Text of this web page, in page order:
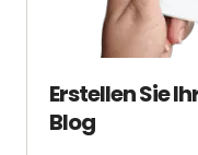
Erstellen Sie
Blog